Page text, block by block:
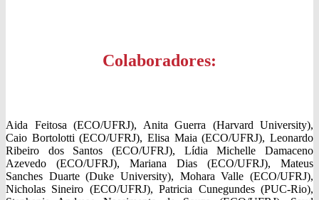
Colaboradores:
Aida Feitosa (ECO/UFRJ), Anita Guerra (Harvard University),
Caio Bortolotti (ECO/UFRJ), Elisa Maia (ECO/UFRJ), Leonardo
Ribeiro dos Santos (ECO/UFRJ), Lídia Michelle Damaceno
Azevedo (ECO/UFRJ), Mariana Dias (ECO/UFRJ), Mateus
Sanches Duarte (Duke University), Mohara Valle (ECO/UFRJ),
Nicholas Sineiro (ECO/UFRJ), Patricia Cunegundes (PUC-Rio),